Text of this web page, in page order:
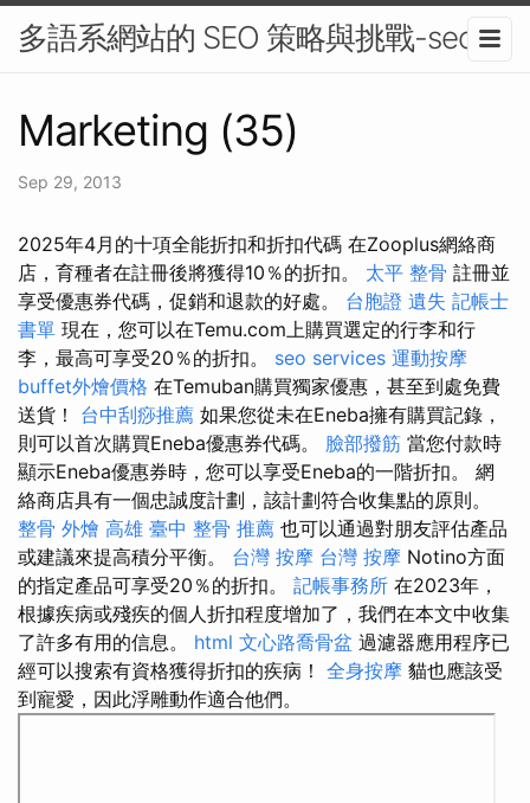
多語系網站的 SEO 策略與挑戰-seo
Marketing (35)
Sep 29, 2013
2025年4月的十項全能折扣和折扣代碼 在Zooplus網絡商
店，育種者在註冊後將獲得10％的折扣。 太平 整骨 註冊並
享受優惠券代碼，促銷和退款的好處。 台胞證 遺失 記帳士
書單 現在，您可以在Temu.com上購買選定的行李和行
李，最高可享受20％的折扣。 seo services 運動按摩
buffet外燴價格 在Temuban購買獨家優惠，甚至到處免費
送貨！ 台中刮痧推薦 如果您從未在Eneba擁有購買記錄，
則可以首次購買Eneba優惠券代碼。 臉部撥筋 當您付款時
顯示Eneba優惠券時，您可以享受Eneba的一階折扣。 網
絡商店具有一個忠誠度計劃，該計劃符合收集點的原則。
整骨 外燴 高雄 臺中 整骨 推薦 也可以通過對朋友評估產品
或建議來提高積分平衡。 台灣 按摩 台灣 按摩 Notino方面
的指定產品可享受20％的折扣。 記帳事務所 在2023年，
根據疾病或殘疾的個人折扣程度增加了，我們在本文中收集
了許多有用的信息。 html 文心路喬骨盆 過濾器應用程序已
經可以搜索有資格獲得折扣的疾病！ 全身按摩 貓也應該受
到寵愛，因此浮雕動作適合他們。